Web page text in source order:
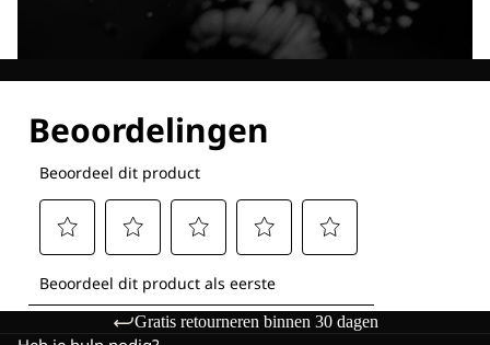
Gratis retourneren binnen 30 dagen